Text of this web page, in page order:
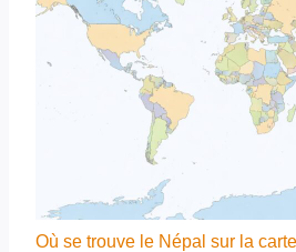
Où se trouve le Népal sur la